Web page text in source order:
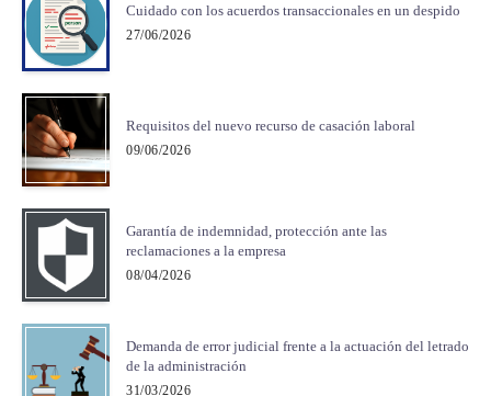
Cuidado con los acuerdos transaccionales en un despido
27/06/2026
Requisitos del nuevo recurso de casación laboral
09/06/2026
Garantía de indemnidad, protección ante las
reclamaciones a la empresa
08/04/2026
Demanda de error judicial frente a la actuación del letrado
de la administración
31/03/2026